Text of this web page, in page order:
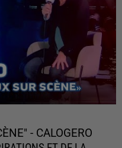
- CALOGERO